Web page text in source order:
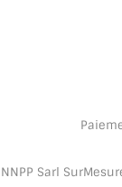
NNPP Sarl